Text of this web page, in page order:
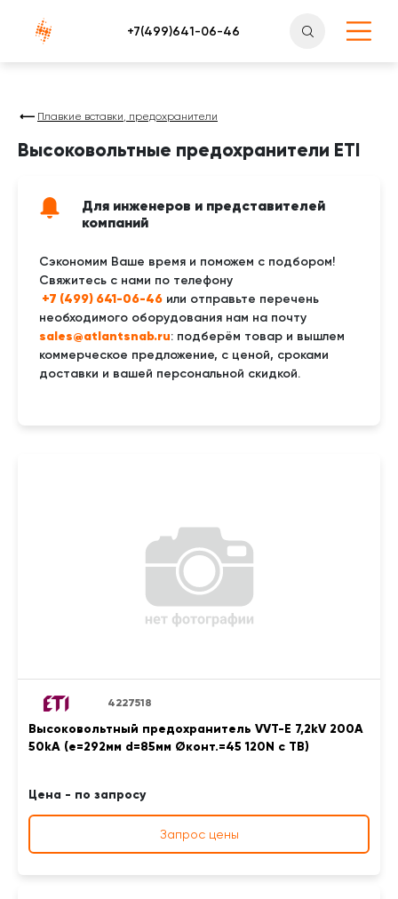
Атлантснаб
Плавкие вставки, предохранители
Высоковольтные предохранители ETI
Для инженеров и представителей
компаний
Сэкономим Ваше время и поможем с подбором!
Свяжитесь с нами по телефону
+7 (499) 641-06-46 или отправьте перечень
необходимого оборудования нам на почту
sales@atlantsnab.ru: подберём товар и вышлем
коммерческое предложение, с ценой, сроками
доставки и вашей персональной скидкой.
4227518
Высоковольтный предохранитель VVT-E 7,2kV 200A
50kA (e=292мм d=85мм Øконт.=45 120N с ТВ)
Цена - по запросу
Запрос цены